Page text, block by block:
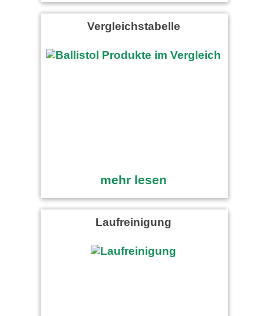
Vergleichstabelle
mehr lesen
Laufreinigung